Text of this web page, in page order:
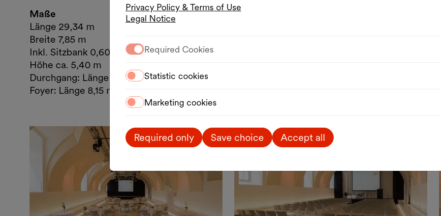
Maße
Länge 29,34 m
Breite 7,85 m
Inkl. Sitzbank 0,60 m
Höhe ca. 5,40 m
Durchgang: Länge 7,75 m, Breite 9,4 m
Foyer: Länge 8,15 m, Breite 9,4 m
Privacy Policy & Terms of Use
Legal Notice
Required Cookies
Statistic cookies
Marketing cookies
Required only Save choice Accept all